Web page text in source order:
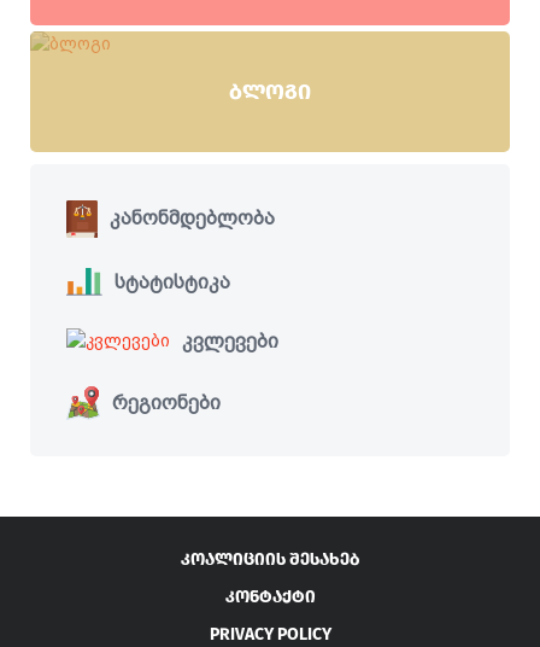
ᲑᲚᲝᲒᲘ
კანონმდებლობა
სტატისტიკა
კვლევები
რეგიონები
ᲙᲝᲐᲚᲘᲪᲘᲘᲡ ᲨᲔᲡᲐᲮᲔᲑ
ᲙᲝᲜᲢᲐᲥᲢᲘ
PRIVACY POLICY